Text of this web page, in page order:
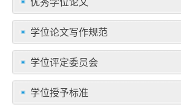
学位论文写作规范
学位评定委员会
学位授予标准